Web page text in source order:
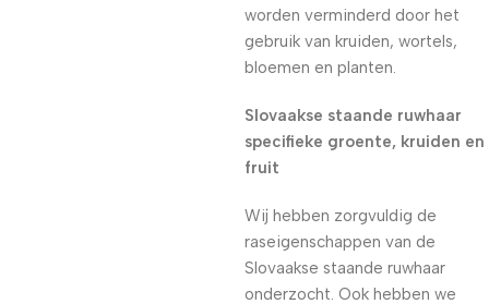
worden verminderd door het
gebruik van kruiden, wortels,
bloemen en planten.
Slovaakse staande ruwhaar
specifieke groente, kruiden en
fruit
Wij hebben zorgvuldig de
raseigenschappen van de
Slovaakse staande ruwhaar
onderzocht. Ook hebben we